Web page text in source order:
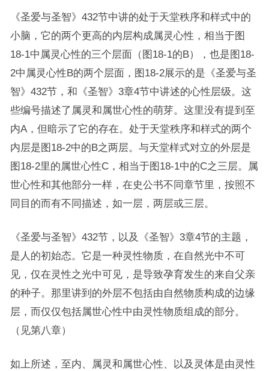
《圣爱与圣智》432节中讲的处于天堂秩序和样式中的
小脑，它的两个更高的内层构成属灵心性，相当于图
18-1中属灵心性的三个层面（图18-1的B），也是图18-
2中属灵心性B的两个层面，图18-2展示的是《圣爱与圣
智》432节，和《圣智》3章4节中讲述的心性层级。这
些编号描述了属灵和属世心性的萌芽。这里没有提到至
内A，但暗示了它的存在。处于天堂秩序和样式的两个
内层是图18-2中的B之两层。与天堂样式对立的外层是
图18-2里的属世心性C，相当于图18-1中的C之三层。属
世心性和其他部分一样，在史公书不同章节里，按照不
同目的而有不同描述，如一层，两层或三层。
《圣爱与圣智》432节，以及《圣智》3章4节的主题，
是人的初始态。它是一种灵性物质，在自然光中不可
见，仅在灵性之光中可见，是导致孕育发生的来自父亲
的种子。那里讲到的外层不包括由自然物质构成的边缘
层，而仅仅包括属世心性中由灵性物质组成的部分。
（见第八章）
如上所述，至内、属灵和属世心性、以及灵体是由灵性